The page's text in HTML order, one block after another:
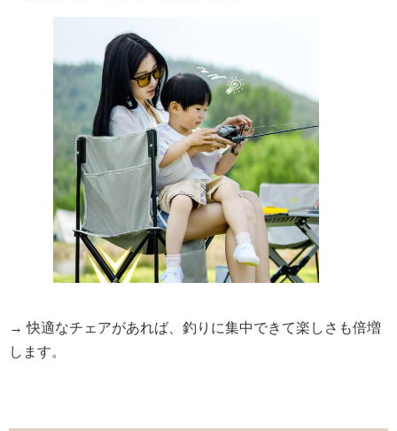
→ 快適なチェアがあれば、釣りに集中できて楽しさも倍増
します。